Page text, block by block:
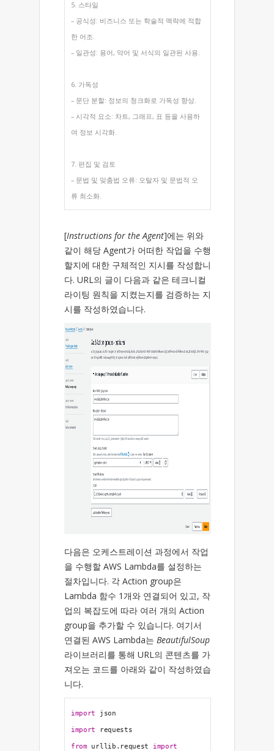
5. 스타일
– 공식성: 비즈니스 또는 학술적 맥락에 적합
한 어조.
– 일관성: 용어, 약어 및 서식의 일관된 사용.
6. 가독성
– 문단 분할: 정보의 청크화로 가독성 향상.
– 시각적 요소: 차트, 그래프, 표 등을 사용하
여 정보 시각화.
7. 편집 및 검토
– 문법 및 맞춤법 오류: 오탈자 및 문법적 오
류 최소화.
[Instructions for the Agent]에는 위와
같이 해당 Agent가 어떠한 작업을 수행
할지에 대한 구체적인 지시를 작성합니
다. URL의 글이 다음과 같은 테크니컬
라이팅 원칙을 지켰는지를 검증하는 지
시를 작성하였습니다.
다음은 오케스트레이션 과정에서 작업
을 수행할 AWS Lambda를 설정하는
절차입니다. 각 Action group은
Lambda 함수 1개와 연결되어 있고, 작
업의 복잡도에 따라 여러 개의 Action
group을 추가할 수 있습니다. 여기서
연결된 AWS Lambda는 BeautifulSoup
라이브러리를 통해 URL의 콘텐츠를 가
져오는 코드를 아래와 같이 작성하였습
니다.
import json
import requests
from urllib.request import